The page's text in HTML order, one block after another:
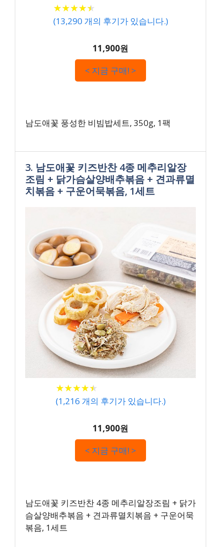
★★★★★
★★★★★
(13,290 개의 후기가 있습니다.)
11,900원
< 지금 구매! >
남도애꽃 풍성한 비빔밥세트, 350g, 1팩
3. 남도애꽃 키즈반찬 4종 메추리알장
조림 + 닭가슴살양배추볶음 + 견과류멸
치볶음 + 구운어묵볶음, 1세트
★★★★★
★★★★★
(1,216 개의 후기가 있습니다.)
11,900원
< 지금 구매! >
남도애꽃 키즈반찬 4종 메추리알장조림 + 닭가
슴살양배추볶음 + 견과류멸치볶음 + 구운어묵
볶음, 1세트